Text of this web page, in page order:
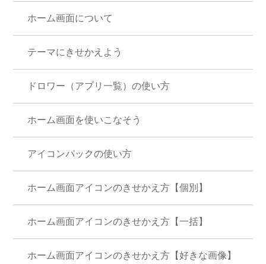
ホーム画面について
テーマにきせかえよう
ドロワー（アプリ一覧）の使い方
ホーム画面を使いこなそう
アイコンパックの使い方
ホーム画面アイコンのきせかえ方【個別】
ホーム画面アイコンのきせかえ方【一括】
ホーム画面アイコンのきせかえ方【好きな画像】